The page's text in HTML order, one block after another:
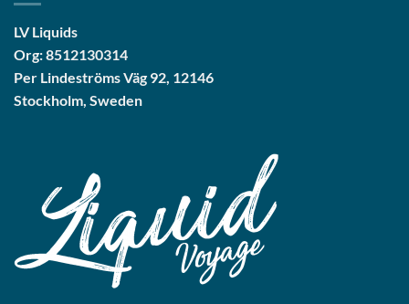
LV Liquids
Org: 8512130314
Per Lindeströms Väg 92, 12146
Stockholm, Sweden